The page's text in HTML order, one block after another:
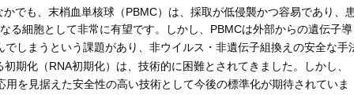
でも、末梢血単核球（PBMC）は、採取が低侵襲かつ容易であり、
る細胞として非常に有望です。しかし、PBMCは外部からの遺伝子導
しまうという課題があり、非ウイルス・非遺伝子組換えの安全な手
初期化（RNA初期化）は、技術的に困難とされてきました。しかし、
を見据えた安全性の高い技術として今後の標準化が期待されていま